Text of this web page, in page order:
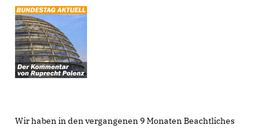
Wir haben in den vergangenen 9 Monaten Beachtliches